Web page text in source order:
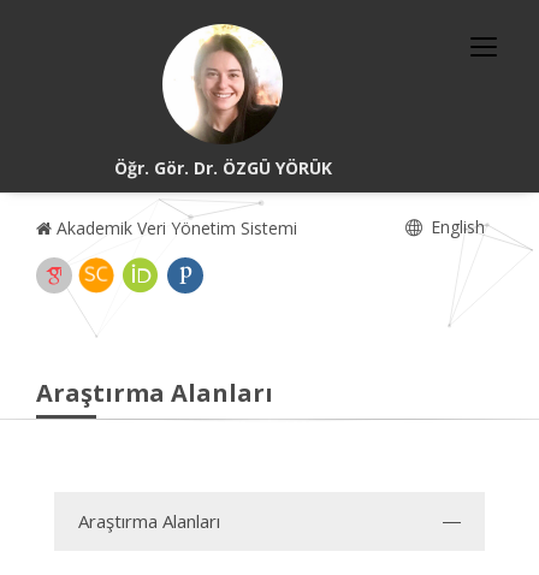
Öğr. Gör. Dr. ÖZGÜ YÖRÜK
Akademik Veri Yönetim Sistemi English
Araştırma Alanları
Araştırma Alanları